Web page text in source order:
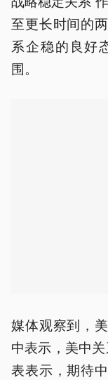
至更长时间的
系企稳的良好
围。
媒体观察到，
中表示，美中
表表示，期待